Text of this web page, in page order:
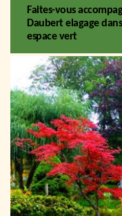
Faites-vous
Daubert elagage
espace vert